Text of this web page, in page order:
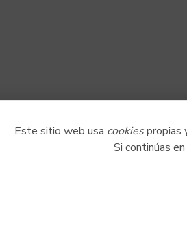
Este sitio web usa cookiespropias
Si continúas